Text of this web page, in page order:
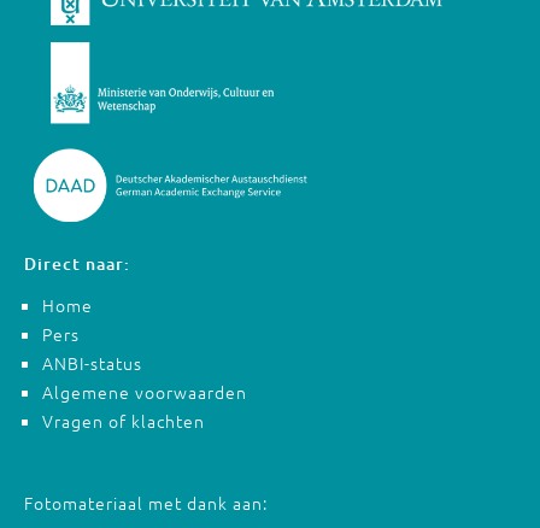
Direct naar:
Home
Pers
ANBI-status
Algemene voorwaarden
Vragen of klachten
Fotomateriaal met dank aan: